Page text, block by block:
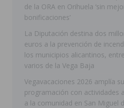
BENEJUZAR
pedanías
[ 06/08/2026 ]
[ 05/08/2026 ]
CEIP Virgen de la
de la ORA en Orihuela ‘sin
bonificaciones’
La Diputación destina dos
euros a la prevención de
los municipios alicantinos,
varios de la Vega Baja
Vegavacaciones 2026 amplía su
programación con actividades
a la comunidad en San Miguel